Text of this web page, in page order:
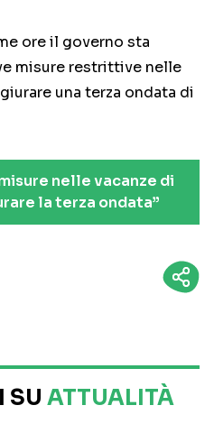
ore il governo sta
misure restrittive nelle
una terza ondata di
nelle vacanze di
la terza ondata”
SU ATTUALITÀ